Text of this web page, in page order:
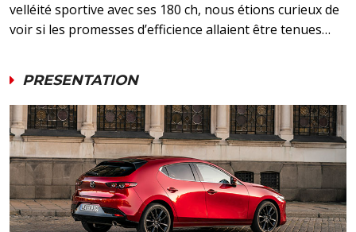
velléité sportive avec ses 180 ch, nous étions curieux de
voir si les promesses d’efficience allaient être tenues…
PRESENTATION